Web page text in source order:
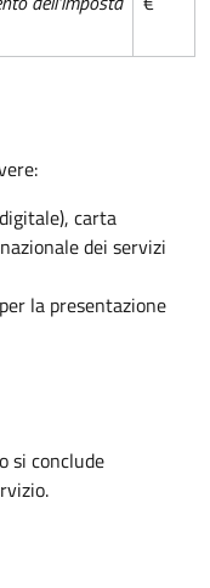
carta
dei servizi
la presentazione
si conclude